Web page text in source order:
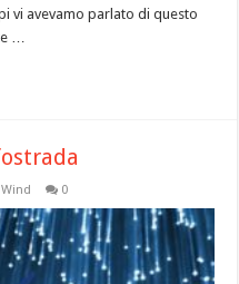
vi avevamo parlato di questo
…
Wind 0